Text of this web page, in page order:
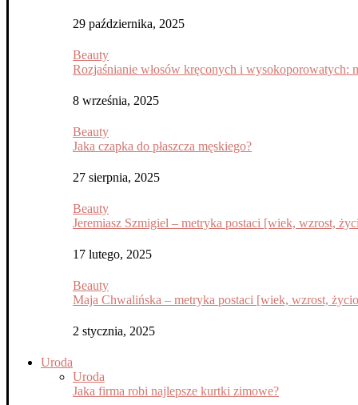
29 października, 2025
Beauty
Rozjaśnianie włosów kręconych i wysokoporowatych:
8 września, 2025
Beauty
Jaka czapka do płaszcza męskiego?
27 sierpnia, 2025
Beauty
Jeremiasz Szmigiel – metryka postaci [wiek, wzrost,
17 lutego, 2025
Beauty
Maja Chwalińska – metryka postaci [wiek, wzrost,
2 stycznia, 2025
Uroda
Uroda
Jaka firma robi najlepsze kurtki zimowe?